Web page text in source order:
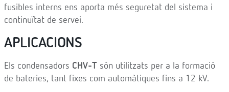
fusibles interns ens aporta més seguretat del sistema i
continuïtat de servei.
APLICACIONS
Els condensadors CHV-T són utilitzats per a la formació
de bateries, tant fixes com automàtiques fins a 12 kV.